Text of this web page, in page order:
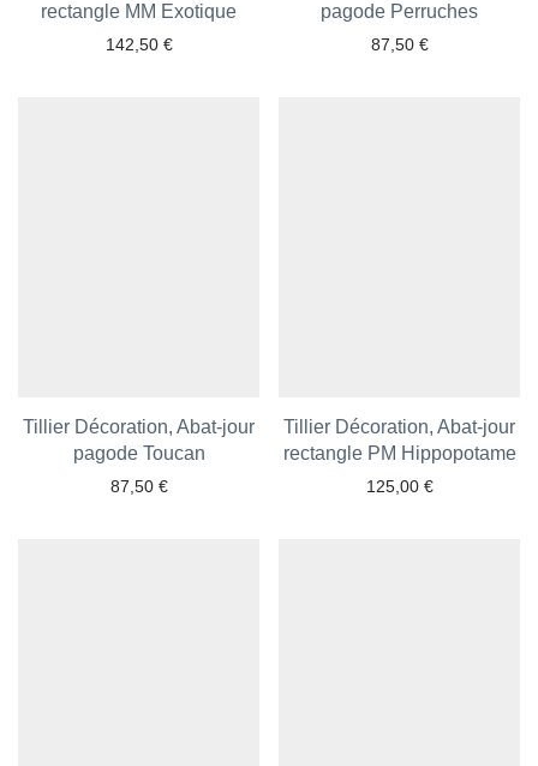
rectangle MM Exotique
142,50 €
Ajouter aux favoris
pagode Perruches
87,50 €
Ajouter aux favoris
Tillier Décoration, Abat-jour
pagode Toucan
87,50 €
Ajouter aux favoris
Tillier Décoration, Abat-jour
rectangle PM Hippopotame
125,00 €
Ajouter aux favoris